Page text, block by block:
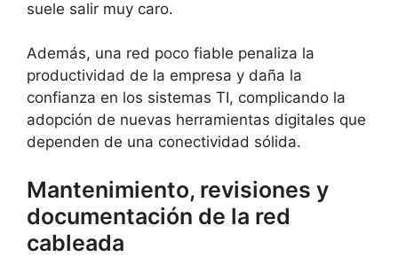
suele salir muy caro.
Además, una red poco fiable penaliza la
productividad de la empresa y daña la
confianza en los sistemas TI, complicando la
adopción de nuevas herramientas digitales que
dependen de una conectividad sólida.
Mantenimiento, revisiones y
documentación de la red
cableada